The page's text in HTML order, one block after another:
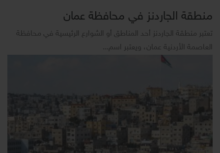
منطقة الجاردنز في محافظة عمان
تعتبر منطقة الجاردنز أحد المناطق أو الشوارع الرئيسية في محافظة
العاصمة الأردنية عمان، ويعتبر اسم...